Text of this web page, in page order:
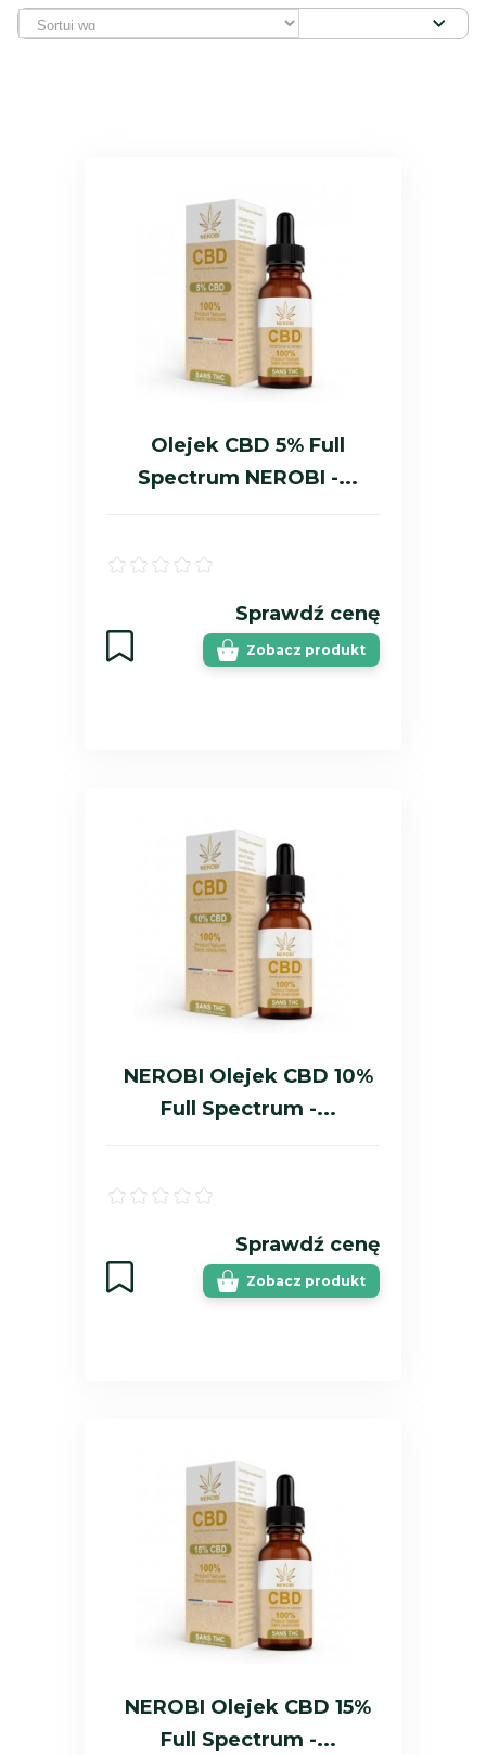
Olejek CBD 5% Full
Spectrum NEROBI -...
Sprawdź cenę
Zobacz produkt
NEROBI Olejek CBD 10%
Full Spectrum -...
Sprawdź cenę
Zobacz produkt
NEROBI Olejek CBD 15%
Full Spectrum -...